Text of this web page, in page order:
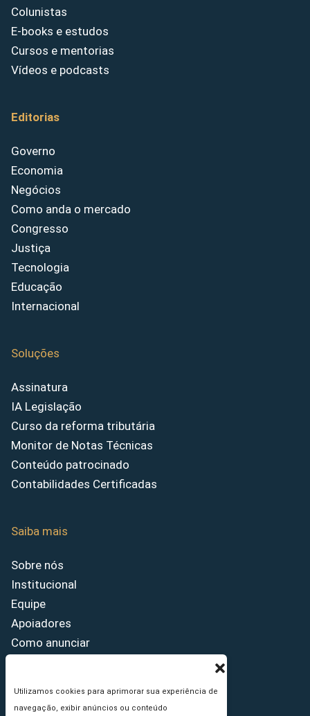
Utilizamos cookies para aprimorar sua experiência de
navegação, exibir anúncios ou conteúdo
Colunistas
E-books e estudos
Cursos e mentorias
Vídeos e podcasts
Editorias
Governo
Economia
Negócios
Como anda o mercado
Congresso
Justiça
Tecnologia
Educação
Internacional
Soluções
Assinatura
IA Legislação
Curso da reforma tributária
Monitor de Notas Técnicas
Conteúdo patrocinado
Contabilidades Certificadas
Saiba mais
Sobre nós
Institucional
Equipe
Apoiadores
Como anunciar